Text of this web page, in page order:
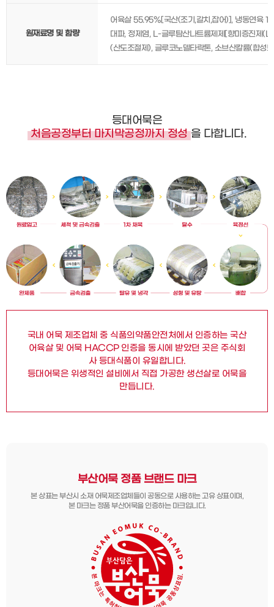
원재료명 및 함량
어육살 55.95%[국산(조기,갈치,잡어)], 냉동연육
대파, 정제염, L-글루탐산나트륨제제[향미증진제
(산도조절제), 글루코노델타락톤, 소브산칼륨(합성
등대어묵은
처음공정부터 마지막공정까지 정성 을 다합니다.
국내 어묵 제조업체 중 식품의약품안전처에서 인증하는 국산
어육살 및 어묵 HACCP 인증을 동시에 받았던 곳은 주식회
사 등대식품이 유일합니다.
등대어묵은 위생적인 설비에서 직접 가공한 생선살로 어묵을
만듭니다.
부산어묵 정품 브랜드 마크
본 상표는 부산시 소재 어묵제조업체들이 공동으로 사용하는 고유 상표이며,
본 마크는 정품 부산어묵을 인증하는 마크입니다.